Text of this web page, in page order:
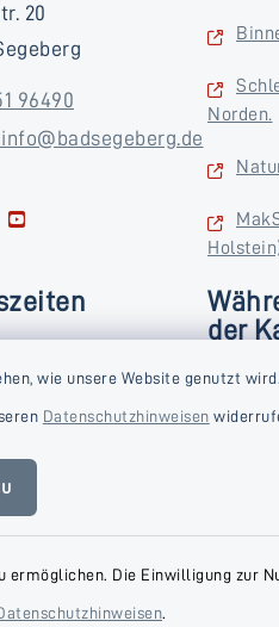
wie unsere Website genutzt
Datenschutzhinweisen
Die Einwilligung zur
.
20
96490
youtube
Norden.
der